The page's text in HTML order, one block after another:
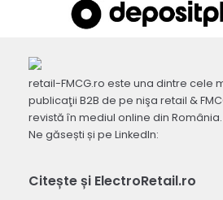
retail-FMCG.ro este una dintre cele
publicaţii B2B de pe nişa retail &
revistă în mediul online din România.
Ne găsești și pe LinkedIn:
Citește și ElectroRetail.ro